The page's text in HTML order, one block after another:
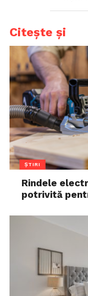
Citește și
ȘTIRI
Rindele
potrivită